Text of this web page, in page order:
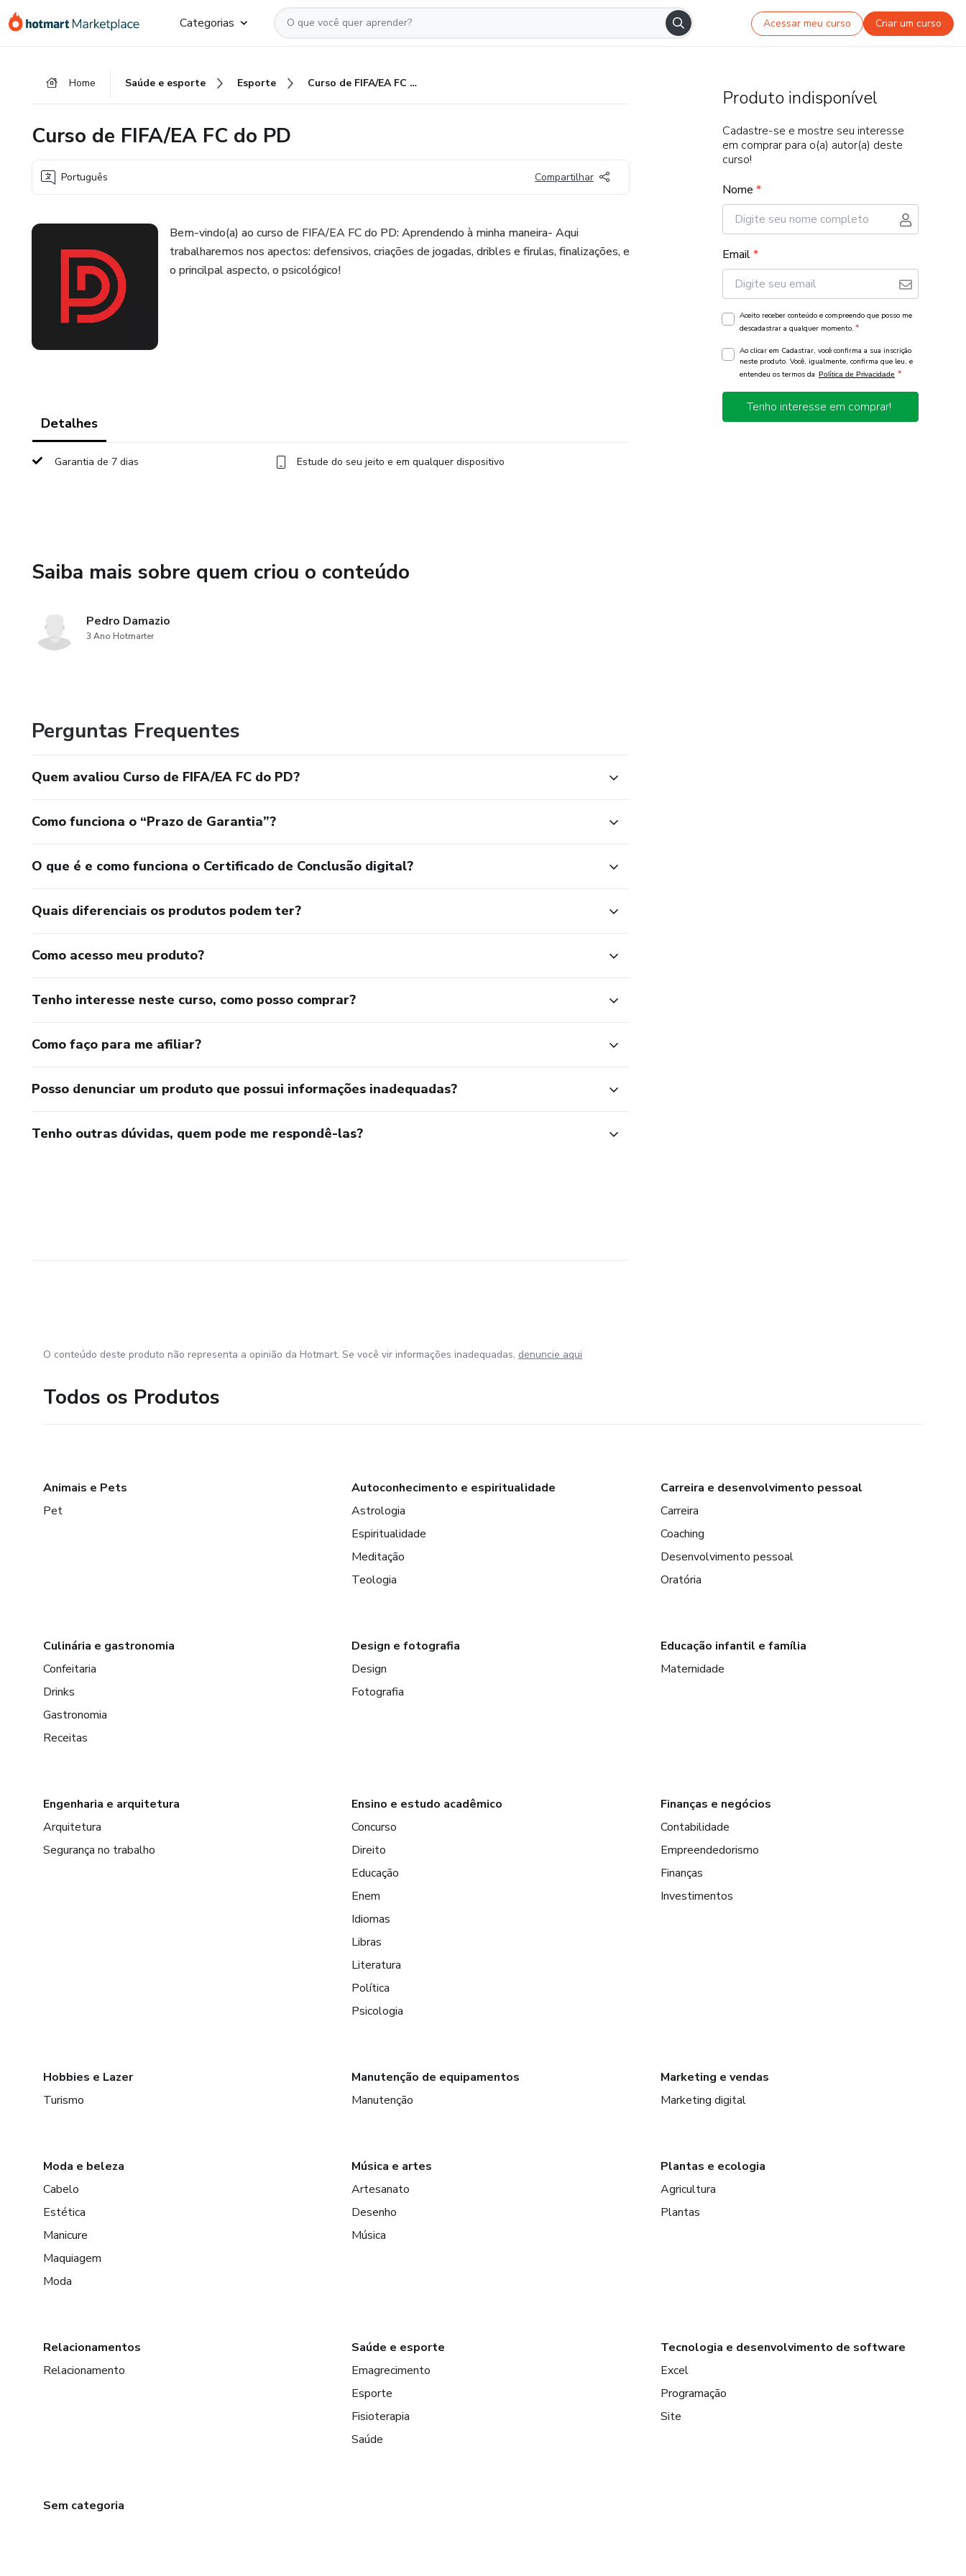
para
para
para
Categorias Acessar meu curso Criar um curso
Home Saúde e esporte Esporte Curso de FIFA/EA FC do PD
Curso de FIFA/EA FC do PD
Português Compartilhar
Bem-vindo(a) ao curso de FIFA/EA FC do PD: Aprendendo à minha maneira- Aqui
trabalharemos nos apectos: defensivos, criações de jogadas, dribles e firulas, finalizações, e
o princilpal aspecto, o psicológico!
Detalhes
Garantia de 7 dias Estude do seu jeito e em qualquer dispositivo
Saiba mais sobre quem criou o conteúdo
Pedro Damazio
3 Ano Hotmarter
Perguntas Frequentes
Quem avaliou Curso de FIFA/EA FC do PD?
Como funciona o “Prazo de Garantia”?
O que é e como funciona o Certificado de Conclusão digital?
Quais diferenciais os produtos podem ter?
Como acesso meu produto?
Tenho interesse neste curso, como posso comprar?
Como faço para me afiliar?
Posso denunciar um produto que possui informações inadequadas?
Tenho outras dúvidas, quem pode me respondê-las?
Produto indisponível
Cadastre-se e mostre seu interesse
em comprar para o(a) autor(a) deste
curso!
Nome *
Email*
Aceito receber conteúdo e compreendo que posso me
descadastrar a qualquer momento. *
Ao clicar em Cadastrar, você confirma a sua inscrição
neste produto. Você, igualmente, confirma que leu, e
entendeu os termos da Política de Privacidade *
Tenho interesse em comprar!
O conteúdo deste produto não representa a opinião da Hotmart. Se você vir informações inadequadas, denuncie aqui
Todos os Produtos
Animais e Pets
Pet
Autoconhecimento e espiritualidade
Astrologia
Espiritualidade
Meditação
Teologia
Carreira e desenvolvimento pessoal
Carreira
Coaching
Desenvolvimento pessoal
Oratória
Culinária e gastronomia
Confeitaria
Drinks
Gastronomia
Receitas
Design e fotografia
Design
Fotografia
Educação infantil e família
Maternidade
Engenharia e arquitetura
Arquitetura
Segurança no trabalho
Ensino e estudo acadêmico
Concurso
Direito
Educação
Enem
Idiomas
Libras
Literatura
Política
Psicologia
Finanças e negócios
Contabilidade
Empreendedorismo
Finanças
Investimentos
Hobbies e Lazer
Turismo
Manutenção de equipamentos
Manutenção
Marketing e vendas
Marketing digital
Moda e beleza
Cabelo
Estética
Manicure
Maquiagem
Moda
Música e artes
Artesanato
Desenho
Música
Plantas e ecologia
Agricultura
Plantas
Relacionamentos
Relacionamento
Saúde e esporte
Emagrecimento
Esporte
Fisioterapia
Saúde
Tecnologia e desenvolvimento de software
Excel
Programação
Site
Sem categoria